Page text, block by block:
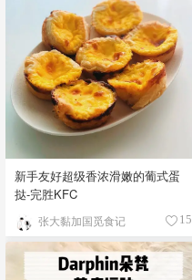
新手友好超级香浓滑嫩的葡式蛋
挞-完胜KFC
张大黏加国觅食记 15